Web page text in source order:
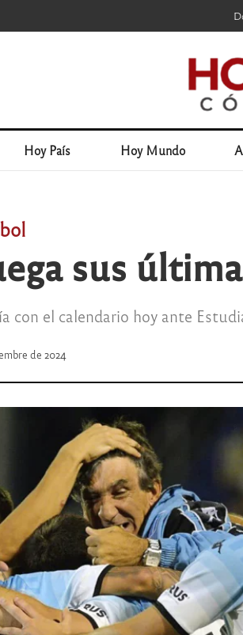
Hoy País Hoy Mundo
sus
con el calendario hoy ante
de 2024